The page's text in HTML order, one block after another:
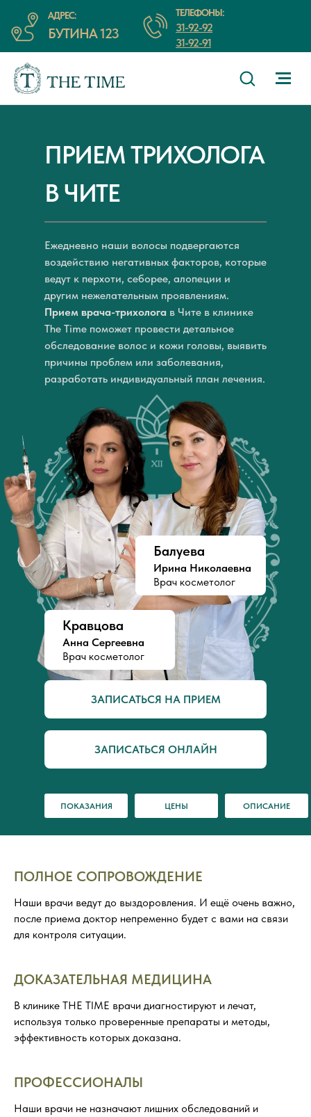
АДРЕС:
БУТИНА 123
ТЕЛЕФОНЫ:
31-92-92
31-92-91
ПРИЕМ ТРИХОЛОГА
В ЧИТЕ
Ежедневно наши волосы подвергаются
воздействию негативных факторов, которые
ведут к перхоти, себорее, алопеции и
другим нежелательным проявлениям.
Прием врача-трихолога в Чите в клинике
The Time поможет провести детальное
обследование волос и кожи головы, выявить
причины проблем или заболевания,
разработать индивидуальный план лечения.
ЗАПИСАТЬСЯ ОНЛАЙН
ЗАПИСАТЬСЯ НА ПРИЕМ
Кравцова
Анна Сергеевна
Врач косметолог
Балуева
Ирина Николаевна
Врач косметолог
ПОКАЗАНИЯ ЦЕНЫ ОПИСАНИЕ
ПОЛНОЕ СОПРОВОЖДЕНИЕ
Наши врачи ведут до выздоровления. И ещё очень важно,
после приема доктор непременно будет с вами на связи
для контроля ситуации.
ДОКАЗАТЕЛЬНАЯ МЕДИЦИНА
В клинике THE TIME врачи диагностируют и лечат,
используя только проверенные препараты и методы,
эффективность которых доказана.
ПРОФЕССИОНАЛЫ
Наши врачи не назначают лишних обследований и